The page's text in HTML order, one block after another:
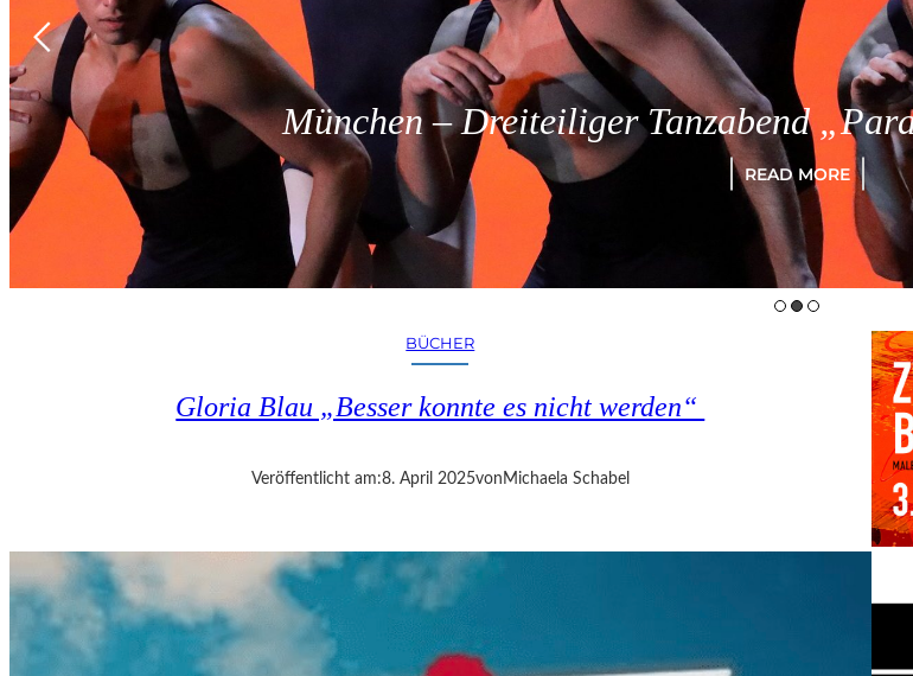
München – Dreiteiliger Tanzabend
READ MORE
BÜCHER
Gloria Blau „Besser konnte es nicht werden“
Veröffentlicht am:8. April 2025von Michaela Schabel